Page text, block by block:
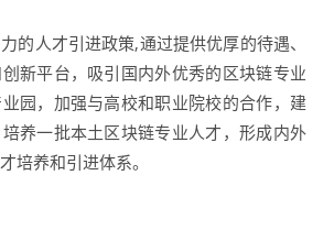
的人才引进政策,通过提供优厚的待遇、
新平台，吸引国内外优秀的区块链专业
园，加强与高校和职业院校的合作，建
养一批本土区块链专业人才，形成内外
培养和引进体系。